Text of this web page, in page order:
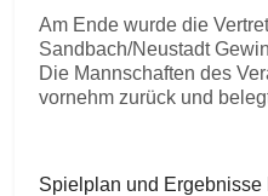
Am Ende wurde die
Sandbach/Neustadt
Die Mannschaften des
vornehm zurück und
Spielplan und Ergebnisse